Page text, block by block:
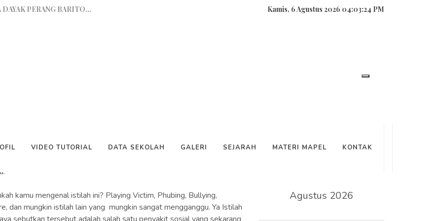
Desi Amiati, S.Si)...
2023/2024...
PERANG BARITO...
Kamis, 6 Agustus 2026 04:03:24 PM
VIDEO TUTORIAL DATA SEKOLAH GALERI SEJARAH MATERI MAPEL KONTAK
kamu mengenal istilah ini? Playing Victim, Phubing, Bullying,
dan mungkin istilah lain yang mungkin sangat mengganggu. Ya Istilah
Agustus 2026